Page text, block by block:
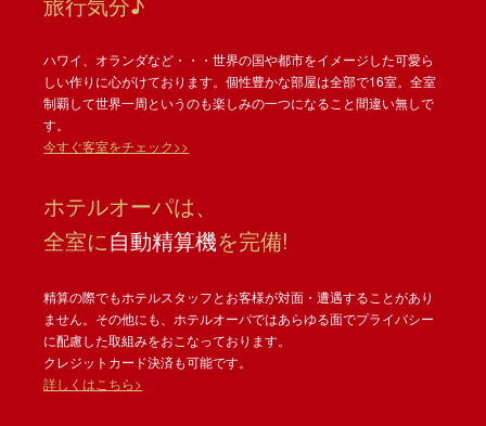
ハワイ、オランダなど・・・世界の国や都市をイメージした可愛ら
しい作りに心がけております。個性豊かな部屋は全部で16室。全室
制覇して世界一周というのも楽しみの一つになること間違い無しで
す。
今すぐ客室をチェック>>
ホテルオーパは、
全室に自動精算機を完備!
精算の際でもホテルスタッフとお客様が対面・遭遇することがあり
ません。その他にも、ホテルオーパではあらゆる面でプライバシー
に配慮した取組みをおこなっております。
クレジットカード決済も可能です。
詳しくはこちら>